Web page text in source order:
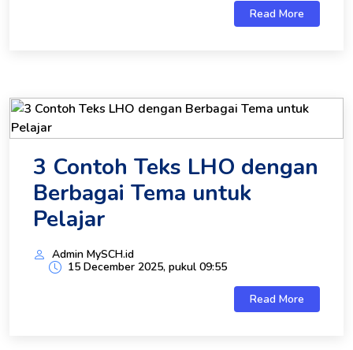
Read More
3 Contoh Teks LHO dengan
Berbagai Tema untuk
Pelajar
Admin MySCH.id
15 December 2025, pukul 09:55
Read More